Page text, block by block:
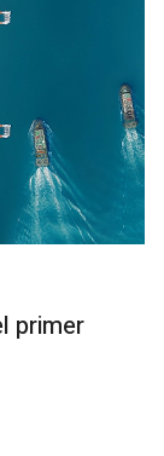
primer